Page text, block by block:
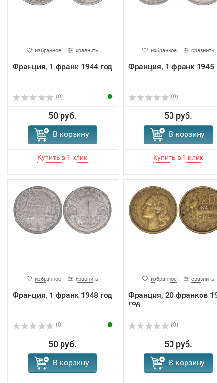
избранное сравнить
Франция, 1 франк 1944 год
(0)
50 руб.
В корзину
избранное сравнить
Франция, 1 франк 1945
(0)
50 руб.
В корзину
избранное сравнить
Франция, 1 франк 1948 год
(0)
50 руб.
В корзину
избранное сравнить
Франция, 20 франков
год
(0)
50 руб.
В корзину